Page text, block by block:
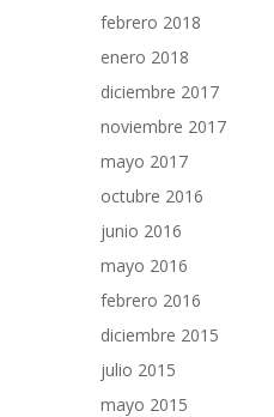
febrero 2018
enero 2018
diciembre 2017
noviembre 2017
mayo 2017
octubre 2016
junio 2016
mayo 2016
febrero 2016
diciembre 2015
julio 2015
mayo 2015